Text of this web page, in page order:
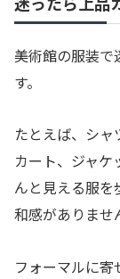
美術館の服装で
す。
たとえば、シ
カート、ジャケ
んと見える服を
和感がありませ
フォーマルに